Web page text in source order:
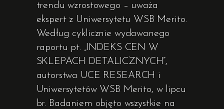
trendu wzrostowego – uważa
ekspert z Uniwersytetu WSB Merito.
Według cyklicznie wydawanego
raportu pt. „INDEKS CEN W
SKLEPACH DETALICZNYCH”,
autorstwa UCE RESEARCH i
Uniwersytetów WSB Merito, w lipcu
br. Badaniem objęto wszystkie na